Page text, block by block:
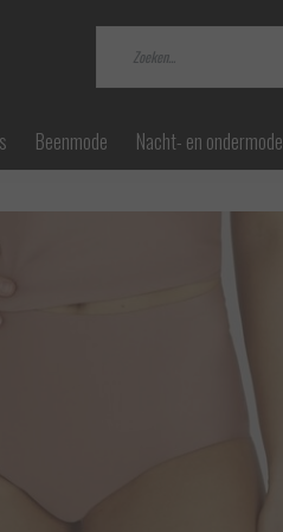
Beenmode Nacht- en ondermode